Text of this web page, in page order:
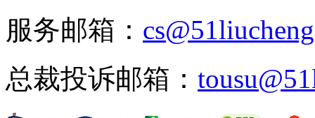
服务邮箱：
总裁投诉邮箱：